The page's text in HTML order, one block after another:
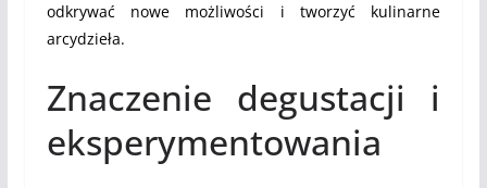
odkrywać nowe możliwości i tworzyć kulinarne
arcydzieła.
Znaczenie degustacji i
eksperymentowania